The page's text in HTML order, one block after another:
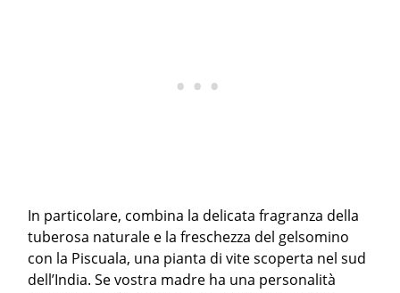
In particolare, combina la delicata fragranza della
tuberosa naturale e la freschezza del gelsomino
con la Piscuala, una pianta di vite scoperta nel sud
dell’India. Se vostra madre ha una personalità